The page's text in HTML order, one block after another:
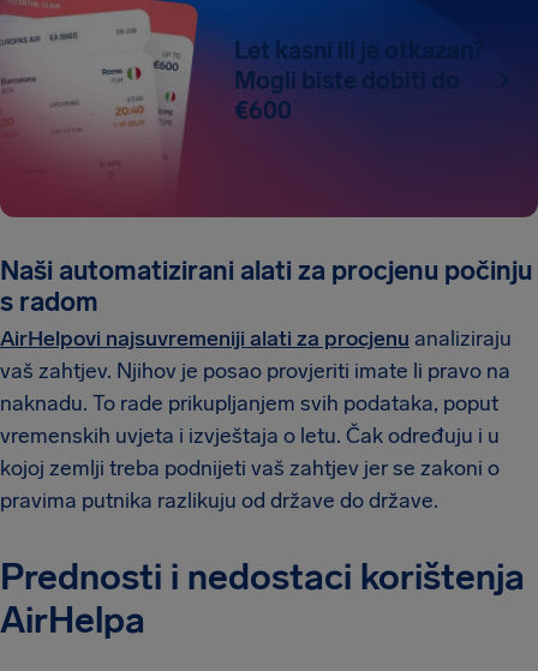
Let kasni ili je otkazan?
Mogli biste dobiti do
€600
Naši automatizirani alati za procjenu počinju
s radom
AirHelpovi najsuvremeniji alati za procjenu analiziraju
vaš zahtjev. Njihov je posao provjeriti imate li pravo na
naknadu. To rade prikupljanjem svih podataka, poput
vremenskih uvjeta i izvještaja o letu. Čak određuju i u
kojoj zemlji treba podnijeti vaš zahtjev jer se zakoni o
pravima putnika razlikuju od države do države.
Prednosti i nedostaci korištenja
AirHelpa